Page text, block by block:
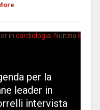
per la
leader in
intervista